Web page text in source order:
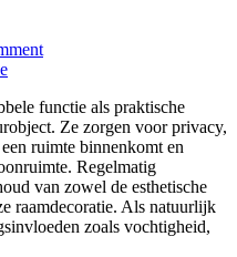
functie als praktische
Ze zorgen voor privacy,
ruimte binnenkomt en
Regelmatig
van zowel de esthetische
raamdecoratie. Als natuurlijk
zoals vochtigheid,